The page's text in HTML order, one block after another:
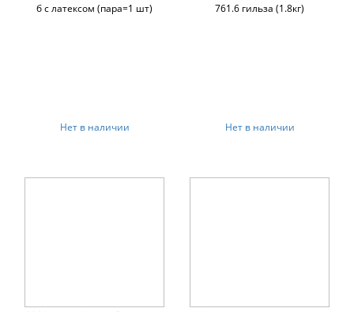
б с латексом (пара=1 шт)
Нет в наличии
761.6 гильза (1.8кг)
Нет в наличии